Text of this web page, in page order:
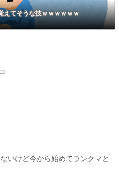
えてそうな技ｗｗｗｗｗｗ
いけど今から始めてランクマと